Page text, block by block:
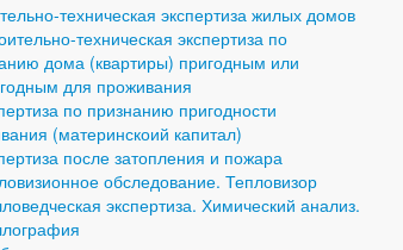
техническая экспертиза жилых домов
техническая экспертиза по
дома (квартиры) пригодным или
для проживания
по признанию пригодности
(материнскоий капитал)
после затопления и пожара
обследование. Тепловизор
экспертиза. Химический анализ.